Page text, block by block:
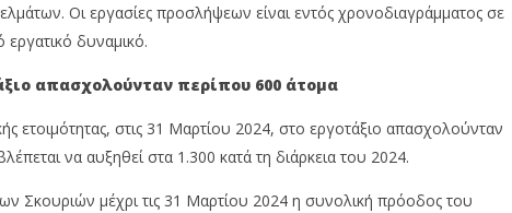
Οι εργασίες προσλήψεων είναι εντός χρονοδιαγράμματος σε
εργατικό δυναμικό.
απασχολούνταν περίπου 600 άτομα
ετοιμότητας, στις 31 Μαρτίου 2024, στο εργοτάξιο απασχολούνταν
να αυξηθεί στα 1.300 κατά τη διάρκεια του 2024.
Σκουριών μέχρι τις 31 Μαρτίου 2024 η συνολική πρόοδος του